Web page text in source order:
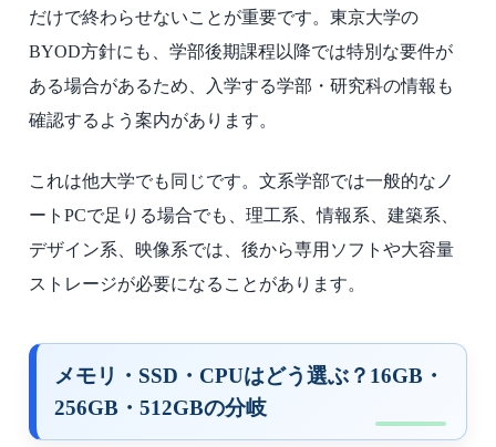
だけで終わらせないことが重要です。東京大学の
BYOD方針にも、学部後期課程以降では特別な要件が
ある場合があるため、入学する学部・研究科の情報も
確認するよう案内があります。
これは他大学でも同じです。文系学部では一般的なノ
ートPCで足りる場合でも、理工系、情報系、建築系、
デザイン系、映像系では、後から専用ソフトや大容量
ストレージが必要になることがあります。
メモリ・SSD・CPUはどう選ぶ？16GB・
256GB・512GBの分岐